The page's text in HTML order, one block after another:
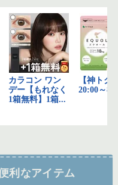
利なアイテム